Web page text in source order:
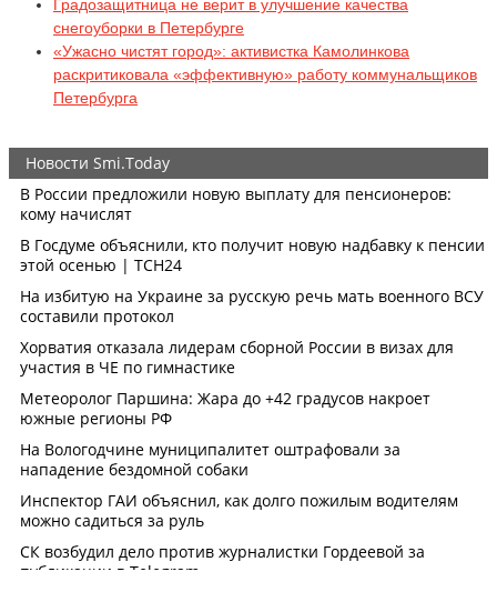
Градозащитница не верит в улучшение качества
снегоуборки в Петербурге
«Ужасно чистят город»: активистка Камолинкова
раскритиковала «эффективную» работу коммунальщиков
Петербурга